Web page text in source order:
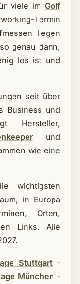
viele imGolf
Termin
liegen
genau dann,
los ist und
seit über
Business und
Hersteller,
und
wie eine
wichtigsten
in Europa
Orten,
Links. Alle
Stuttgart ·
München ·